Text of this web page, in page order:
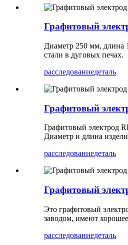
Графитовый
Диаметр 250 мм, длина
стали в дуговых печах.
расследованиедеталь
Графитовый
Графитовый электрод
Диаметр и длина
расследованиедеталь
Графитовый
Это графитовый
заводом, имеют
расследованиедеталь